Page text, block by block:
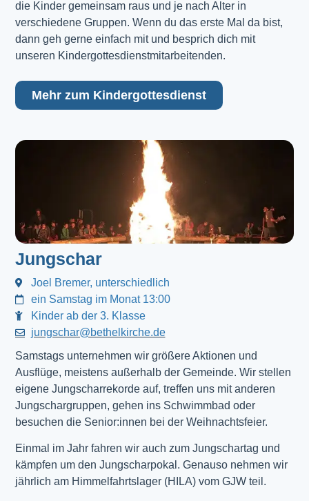
die Kinder gemeinsam raus und je nach Alter in
verschiedene Gruppen. Wenn du das erste Mal da bist,
dann geh gerne einfach mit und besprich dich mit
unseren Kindergottesdienstmitarbeitenden.
Mehr zum Kindergottesdienst
Jungschar
Joel Bremer, unterschiedlich
ein Samstag im Monat 13:00
Kinder ab der 3. Klasse
jungschar@bethelkirche.de
Samstags unternehmen wir größere Aktionen und
Ausflüge, meistens außerhalb der Gemeinde. Wir stellen
eigene Jungscharrekorde auf, treffen uns mit anderen
Jungschargruppen, gehen ins Schwimmbad oder
besuchen die Senior:innen bei der Weihnachtsfeier.
Einmal im Jahr fahren wir auch zum Jungschartag und
kämpfen um den Jungscharpokal. Genauso nehmen wir
jährlich am Himmelfahrtslager (HILA) vom GJW teil.